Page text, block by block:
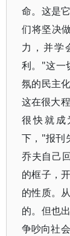
命。这是
们将坚决
力，并学
利。"这一
氛的民主
这在很大
很快就
下，"报刊
乔夫自己
的框子，
的性质。
的。但也
争吵向社